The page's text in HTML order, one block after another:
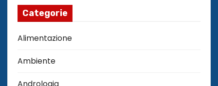
Categorie
Alimentazione
Ambiente